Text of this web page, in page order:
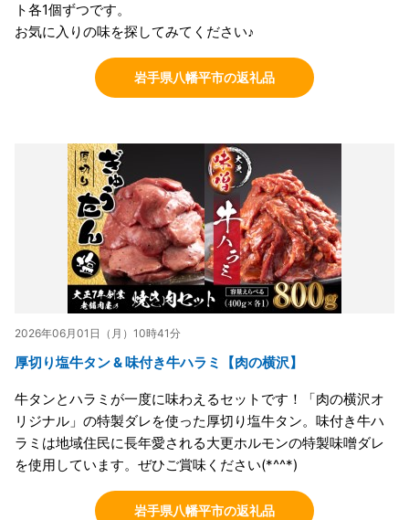
ト各1個ずつです。
お気に入りの味を探してみてください♪
岩手県八幡平市の返礼品
2026年06月01日（月）10時41分
厚切り塩牛タン & 味付き牛ハラミ【肉の横沢】
牛タンとハラミが一度に味わえるセットです！「肉の横沢オ
リジナル」の特製ダレを使った厚切り塩牛タン。味付き牛ハ
ラミは地域住民に長年愛される大更ホルモンの特製味噌ダレ
を使用しています。ぜひご賞味ください(*^^*)
岩手県八幡平市の返礼品